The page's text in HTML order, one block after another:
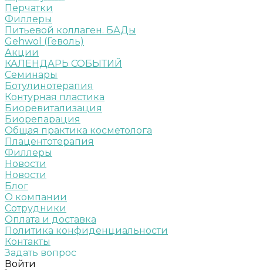
Перчатки
Филлеры
Питьевой коллаген. БАДы
Gehwol (Геволь)
Акции
КАЛЕНДАРЬ СОБЫТИЙ
Семинары
Ботулинотерапия
Контурная пластика
Биоревитализация
Биорепарация
Общая практика косметолога
Плацентотерапия
Филлеры
Новости
Новости
Блог
О компании
Сотрудники
Оплата и доставка
Политика конфиденциальности
Контакты
Задать вопрос
Войти